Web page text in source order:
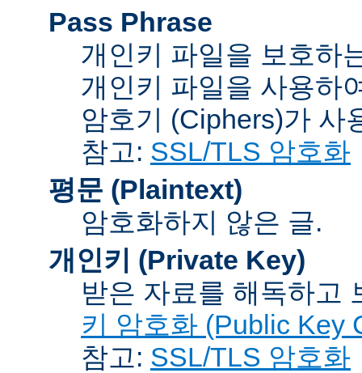
Pass Phrase
개인키 파일을 보호하
개인키 파일을 사용하
암호기 (Ciphers)가 사
참고: SSL/TLS 암호화
평문 (Plaintext)
암호화하지 않은 글.
개인키 (Private Key)
받은 자료를 해독하고
키 암호화 (Public Key
참고: SSL/TLS 암호화